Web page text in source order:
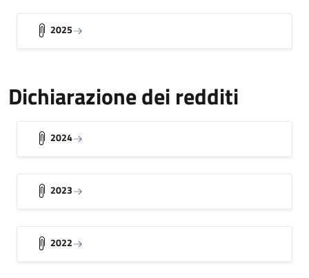
2025
Dichiarazione dei redditi
2024
2023
2022